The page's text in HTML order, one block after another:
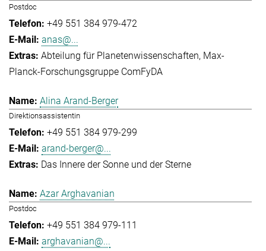
Postdoc
+49 551 384 979-472
anas@...
Abteilung für Planetenwissenschaften Max-
Planck-Forschungsgruppe ComFyDA
Alina Arand-Berger
Direktionsassistentin
+49 551 384 979-299
arand-berger@...
Das Innere der Sonne und der Sterne
Azar Arghavanian
Postdoc
+49 551 384 979-111
arghavanian@...